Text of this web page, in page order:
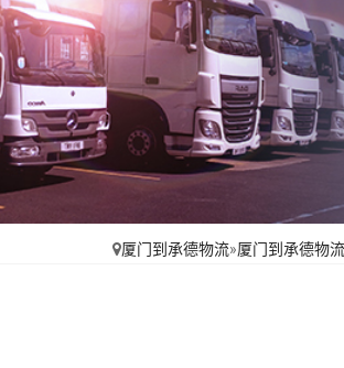
厦门到承德物流»厦门到承德物